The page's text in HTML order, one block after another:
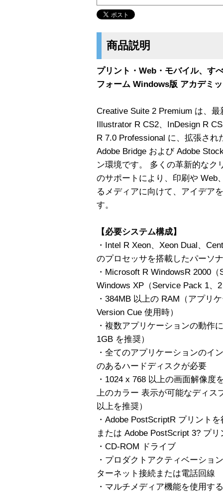
商品説明
プリント・Web・モバイル、す
フォーム Windows版 アカデミ
Creative Suite 2 Premium は、
Illustrator R CS2、InDesign R
R 7.0 Professional に、拡張され
Adobe Bridge および Adobe
ン環境です。 多くの革新的なク
のサポートにより、印刷や Web
るメディアに向けて、アイデア
す。
【必要システム構成】
・Intel R Xeon、Xeon Dual、
のプロセッサを搭載したパーソ
・Microsoft R WindowsR 2000
Windows XP（Service Pack 1、
・384MB 以上の RAM（アプリ
Version Cue 使用時）
・複数アプリケーションの動作
1GB を推奨）
・全てのアプリケーションのイ
のあるハードディスクが必要
・1024 x 768 以上の画面解像度
上のカラー 表示が可能なディ
以上を推奨）
・Adobe PostScriptR プリント
または Adobe PostScript 3? プ
・CD-ROM ドライブ
・プロダクトアクティベーショ
ターネット接続または電話回線
・マルチメディア機能を使用す